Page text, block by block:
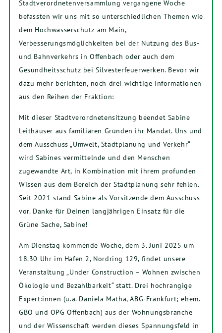
Stadtverordnetenversammlung vergangene Woche
befassten wir uns mit so unterschiedlichen Themen wie
dem Hochwasserschutz am Main,
Verbesserungsmöglichkeiten bei der Nutzung des Bus-
und Bahnverkehrs in Offenbach oder auch dem
Gesundheitsschutz bei Silvesterfeuerwerken. Bevor wir
dazu mehr berichten, noch drei wichtige Informationen
aus den Reihen der Fraktion:
Mit dieser Stadtverordnetensitzung beendet Sabine
Leithäuser aus familiären Gründen ihr Mandat. Uns und
dem Ausschuss „Umwelt, Stadtplanung und Verkehr“
wird Sabines vermittelnde und den Menschen
zugewandte Art, in Kombination mit ihrem profunden
Wissen aus dem Bereich der Stadtplanung sehr fehlen.
Seit 2021 stand Sabine als Vorsitzende dem Ausschuss
vor. Danke für Deinen langjährigen Einsatz für die
Grüne Sache, Sabine!
Am Dienstag kommende Woche, dem 3. Juni 2025 um
18.30 Uhr im Hafen 2, Nordring 129, findet unsere
Veranstaltung „Under Construction – Wohnen zwischen
Ökologie und Bezahlbarkeit“ statt. Drei hochrangige
Expert:innen (u.a. Daniela Matha, ABG-Frankfurt; ehem.
GBO und OPG Offenbach) aus der Wohnungsbranche
und der Wissenschaft werden dieses Spannungsfeld in